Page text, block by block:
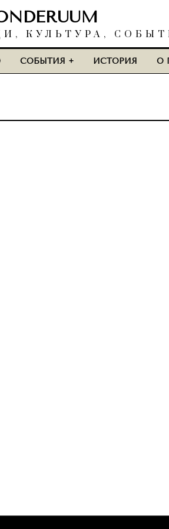
КУЛЬТУРА,
СОБЫТИЯ ИСТОРИЯ О